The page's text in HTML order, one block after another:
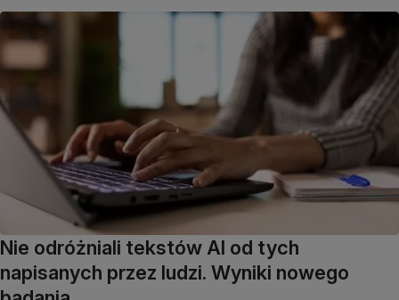
Nie odróżniali tekstów AI od tych
napisanych przez ludzi. Wyniki nowego